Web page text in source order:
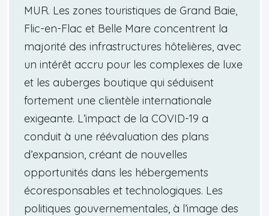
MUR. Les zones touristiques de Grand Baie,
Flic-en-Flac et Belle Mare concentrent la
majorité des infrastructures hôtelières, avec
un intérêt accru pour les complexes de luxe
et les auberges boutique qui séduisent
fortement une clientèle internationale
exigeante. L’impact de la COVID-19 a
conduit à une réévaluation des plans
d’expansion, créant de nouvelles
opportunités dans les hébergements
écoresponsables et technologiques. Les
politiques gouvernementales, à l’image des